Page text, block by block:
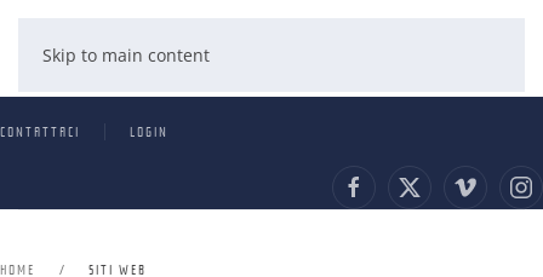
Skip to main content
CONTATTACI LOGIN
HOME SITI WEB